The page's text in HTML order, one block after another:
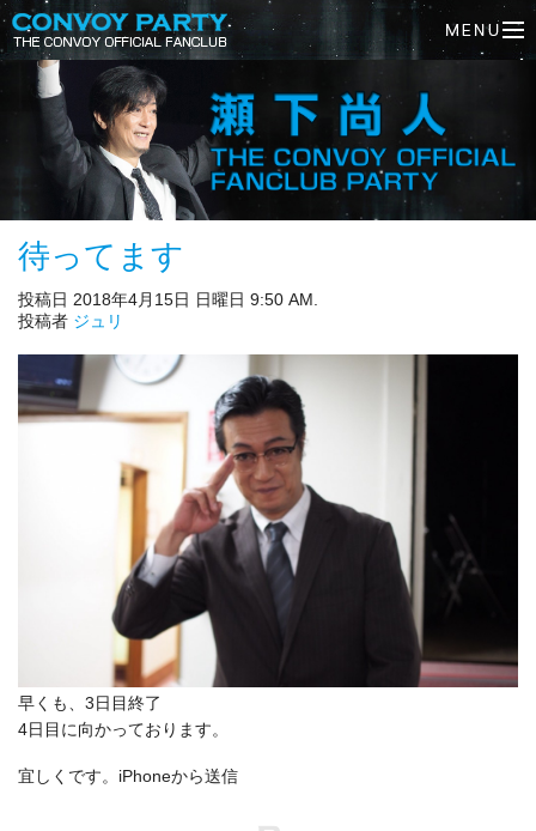
待ってます
投稿日 2018年4月15日 日曜日 9:50 AM.
投稿者 ジュリ
早くも、3日目終了
4日目に向かっております。
宜しくです。iPhoneから送信